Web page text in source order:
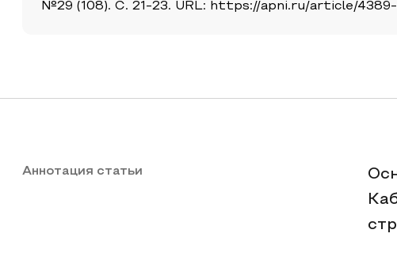
№29 (108). С. 21-23. URL: https://apni.ru/article/
Аннотация статьи